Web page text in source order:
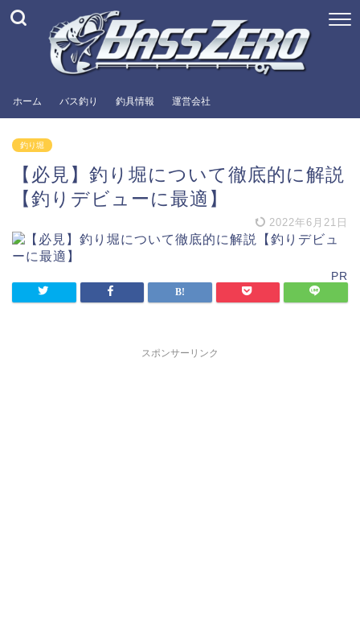
ホーム バス釣り 釣具情報 運営会社
釣り堀
【必見】釣り堀について徹底的に解説
【釣りデビューに最適】
2022年6月21日
PR
スポンサーリンク